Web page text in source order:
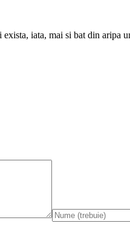
iata, mai si bat din aripa